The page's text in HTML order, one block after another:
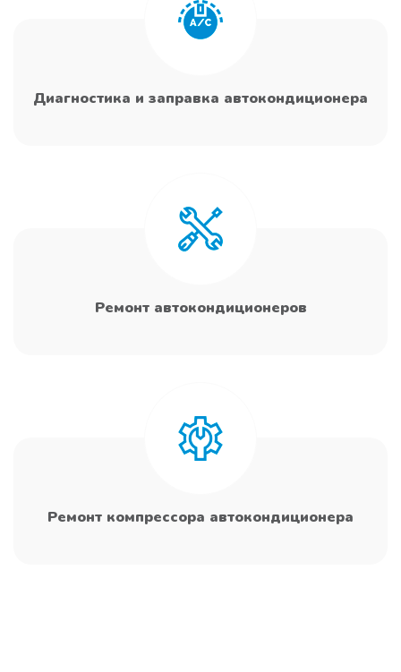
Диагностика и заправка автокондиционера
Ремонт автокондиционеров
Ремонт компрессора автокондиционера